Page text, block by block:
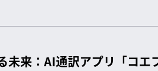
未来：AI通訳アプリ「コ